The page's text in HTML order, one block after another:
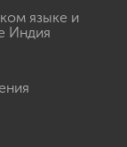
языке и
Индия